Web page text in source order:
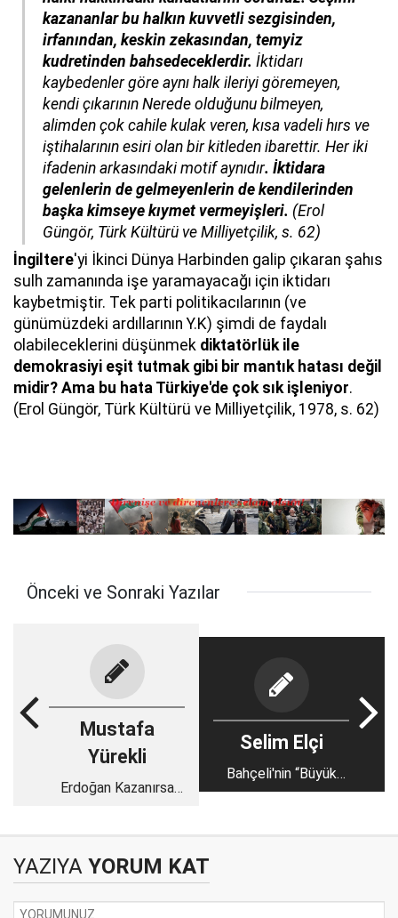
kazananlar bu halkın kuvvetli sezgisinden,
irfanından, keskin zekasından, temyiz
kudretinden bahsedeceklerdir. İktidarı
kaybedenler göre aynı halk ileriyi göremeyen,
kendi çıkarının Nerede olduğunu bilmeyen,
alimden çok cahile kulak veren, kısa vadeli hırs ve
iştihalarının esiri olan bir kitleden ibarettir. Her iki
ifadenin arkasındaki motif aynıdır. İktidara
gelenlerin de gelmeyenlerin de kendilerinden
başka kimseye kıymet vermeyişleri. (Erol
Güngör, Türk Kültürü ve Milliyetçilik, s. 62)
İngiltere'yi İkinci Dünya Harbinden galip çıkaran şahıs
sulh zamanında işe yaramayacağı için iktidarı
kaybetmiştir. Tek parti politikacılarının (ve
günümüzdeki ardıllarının Y.K) şimdi de faydalı
olabileceklerini düşünmek diktatörlük ile
demokrasiyi eşit tutmak gibi bir mantık hatası değil
midir? Ama bu hata Türkiye'de çok sık işleniyor.
(Erol Güngör, Türk Kültürü ve Milliyetçilik, 1978, s. 62)
Önceki ve Sonraki Yazılar
Mustafa
Yürekli
Erdoğan Kazanırsa
Selim Elçi
Bahçeli'nin “Büyük
Çukurova
YAZIYA YORUM KAT